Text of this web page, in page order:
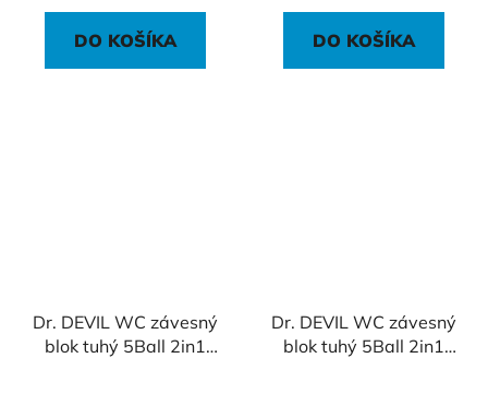
DO KOŠÍKA DO KOŠÍKA
Dr. DEVIL WC závesný
blok tuhý 5Ball 2in1
Dr. DEVIL WC závesný
blok tuhý 5Ball 2in1